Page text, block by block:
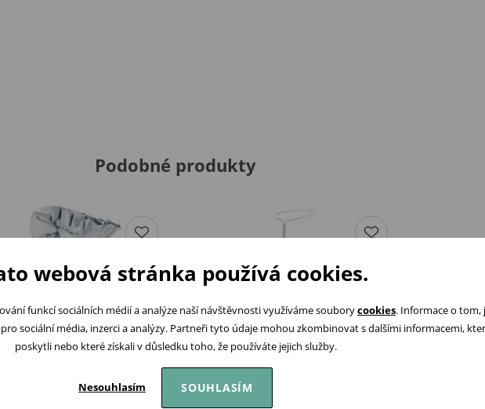
Podobné produkty
webová stránka používá cookies.
funkcí sociálních médií a analýze naší návštěvnosti využíváme souborycookies. Informace o tom,
sociální média, inzerci a analýzy. Partneři tyto údaje mohou zkombinovat s dalšími informacemi,
poskytli nebo které získali v důsledku toho, že používáte jejich služby.
Nesouhlasím SOUHLASÍM